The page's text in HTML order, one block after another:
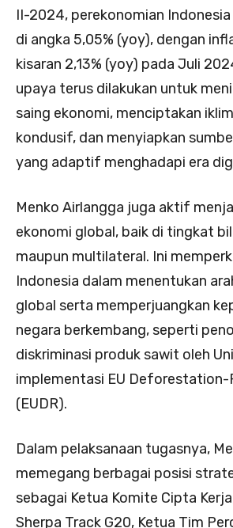
II-2024, perekonomian
di angka 5,05% (yoy), dengan
kisaran 2,13% (yoy) pada Juli
upaya terus dilakukan untuk
saing ekonomi, menciptakan
kondusif, dan menyiapkan
yang adaptif menghadapi era
Menko Airlangga juga aktif
ekonomi global, baik di tingkat
maupun multilateral. Ini
Indonesia dalam menentukan
global serta memperjuangkan
negara berkembang, seperti
diskriminasi produk sawit oleh
implementasi EU Deforestation-
(EUDR).
Dalam pelaksanaan tugasnya,
memegang berbagai posisi
sebagai Ketua Komite Cipta
Sherpa Track G20, Ketua Tim